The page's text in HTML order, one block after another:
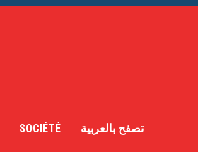
SOCIÉTÉ تصفح بالعربية